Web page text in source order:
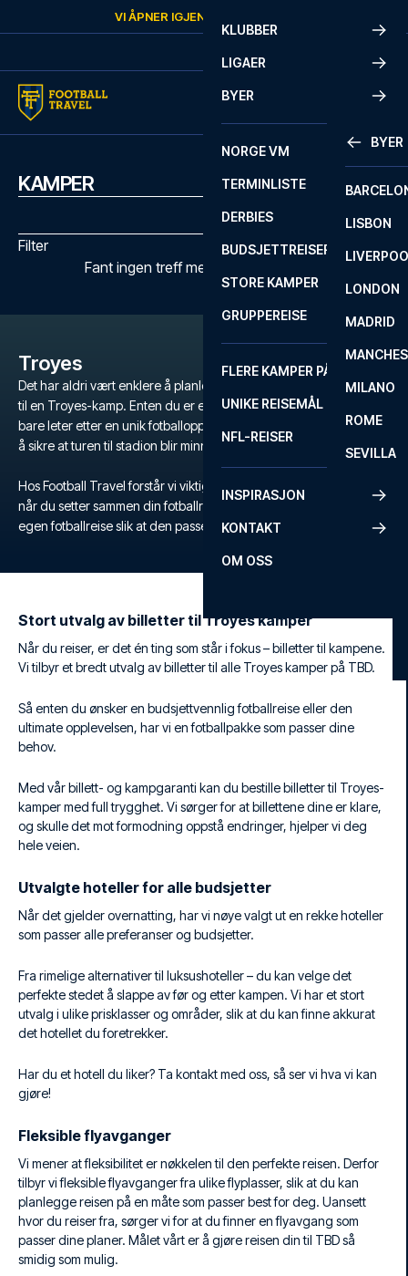
VI ÅPNER IGJEN
KLUBBER
LIGAER
BYER
BYER
LISBON
LONDON
MADRID
MILANO
ROME
SEVILLA
NORGE VM
TERMINLISTE
DERBIES
BUDSJETTREISER
STORE KAMPER
GRUPPEREISE
FLERE KAMPER PÅ ÉN REISE
UNIKE REISEMÅL
NFL-REISER
INSPIRASJON
KONTAKT
OM OSS
KAMPER
Filter
Fant ingen treff med de valgte filtrene
Troyes
Det har aldri vært enklere å planlegge en uforglemmelig fotballtur
til en Troyes-kamp. Enten du er en dedikert fan av Troyes, eller
bare leter etter en unik fotballopplevelse, tilbyr vi alt du trenger for
å sikre at turen til stadion blir minneverdig.
Hos Football Travel forstår vi viktigheten av fleksibilitet og komfort
når du setter sammen din fotballreise. Derfor skreddersyr du din
egen fotballreise slik at den passer akkurat dine ønsker og behov.
Stort utvalg av billetter til Troyes kamper
Når du reiser, er det én ting som står i fokus – billetter til kampene.
Vi tilbyr et bredt utvalg av billetter til alle Troyes kamper på TBD.
Så enten du ønsker en budsjettvennlig fotballreise eller den
ultimate opplevelsen, har vi en fotballpakke som passer dine
behov.
Med vår billett- og kampgaranti kan du bestille billetter til Troyes-
kamper med full trygghet. Vi sørger for at billettene dine er klare,
og skulle det mot formodning oppstå endringer, hjelper vi deg
hele veien.
Utvalgte hoteller for alle budsjetter
Når det gjelder overnatting, har vi nøye valgt ut en rekke hoteller
som passer alle preferanser og budsjetter.
Fra rimelige alternativer til luksushoteller – du kan velge det
perfekte stedet å slappe av før og etter kampen. Vi har et stort
utvalg i ulike prisklasser og områder, slik at du kan finne akkurat
det hotellet du foretrekker.
Har du et hotell du liker? Ta kontakt med oss, så ser vi hva vi kan
gjøre!
Fleksible flyavganger
Vi mener at fleksibilitet er nøkkelen til den perfekte reisen. Derfor
tilbyr vi fleksible flyavganger fra ulike flyplasser, slik at du kan
planlegge reisen på en måte som passer best for deg. Uansett
hvor du reiser fra, sørger vi for at du finner en flyavgang som
passer dine planer. Målet vårt er å gjøre reisen din til TBD så
smidig som mulig.